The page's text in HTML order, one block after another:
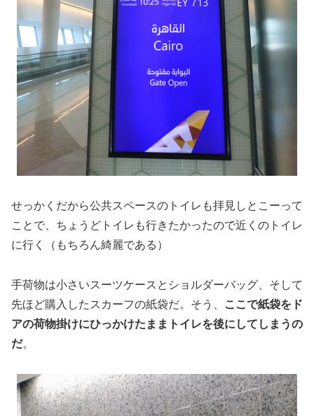
せっかくだから公共スペースのトイレも拝見しとこーって
ことで、ちょうどトイレも行きたかったので近くのトイレ
に行く（もちろん綺麗である）
手荷物は小さいスーツケースとショルダーバッグ、そして
先ほど購入したスカーフの紙袋だ。そう、
ここで紙袋をド
アの荷物掛けにひっかけたままトイレを後にしてしまうの
だ。